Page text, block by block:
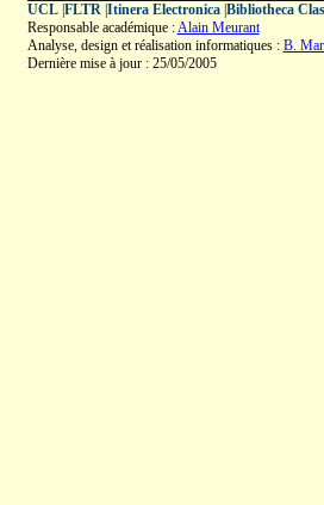
UCL| FLTR| Itinera Electronica| Bibliotheca
Responsable académique :Alain Meurant
Analyse, design et réalisation informatiques : B.
Dernière mise à jour : 25/05/2005